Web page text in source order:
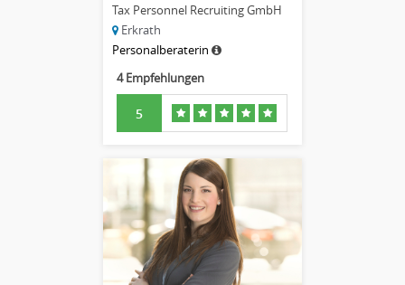
Tax Personnel Recruiting GmbH
Erkrath
Personalberaterin
4 Empfehlungen
5